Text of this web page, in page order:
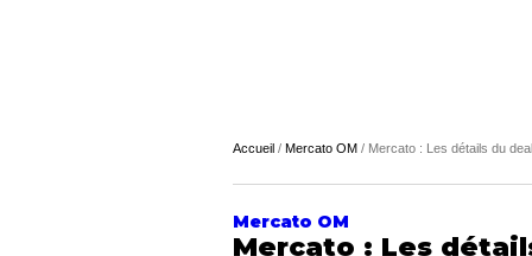
Accueil / Mercato OM / Mercato : Les détails du
Mercato OM
Mercato : Les